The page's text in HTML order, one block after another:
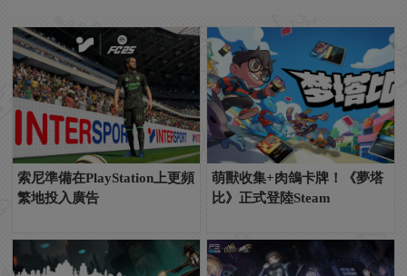
索尼準備在PlayStation上更頻
繁地投入廣告
萌獸收集+肉鴿卡牌！《夢塔
比》正式登陸Steam